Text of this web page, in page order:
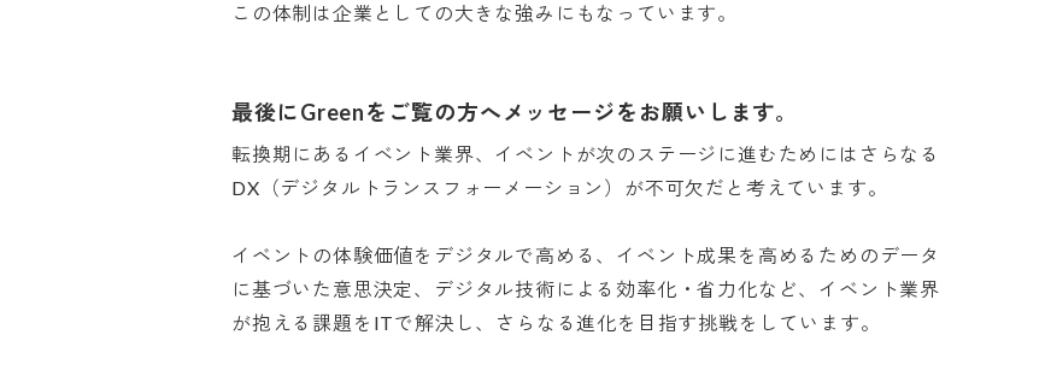
この体制は企業としての大きな強みにもなっています。
最後にGreenをご覧の方へメッセージをお願いします。
転換期にあるイベント業界、イベントが次のステージに進むためにはさらなる
DX（デジタルトランスフォーメーション）が不可欠だと考えています。
イベントの体験価値をデジタルで高める、イベント成果を高めるためのデータ
に基づいた意思決定、デジタル技術による効率化・省力化など、イベント業界
が抱える課題をITで解決し、さらなる進化を目指す挑戦をしています。